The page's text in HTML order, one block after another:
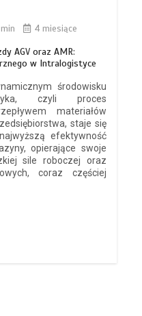
4 miesiące
AGV oraz AMR:
w Intralogistyce
środowisku
czyli proces
materiałów
staje się
efektywność
opierające swoje
sile roboczej oraz
coraz częściej
prądu? kiedy i dlaczego
profesjonalne
it lub agencją
zbuduj nowy strumień
w te wakacje